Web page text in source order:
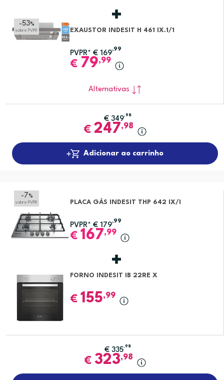
-53%
sobre PVPR EXAUSTOR INDESIT H 461 IX.1/1
PVPR* € 169
,99
€ 79,99
Alternativas
€ 349,98
€ 247,98
Adicionar ao carrinho
-7 %
sobre PVPR PLACA GÁS INDESIT THP 642 IX/I
PVPR* € 179
,99
€ 167,99
FORNO INDESIT IB 22RE X
€ 155,99
€ 335,98
€ 323,98